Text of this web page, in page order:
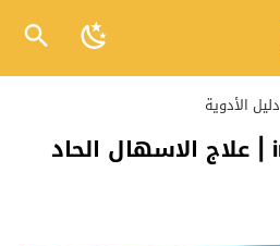
دليل الأدوية
ايموديوم imodium | علاج الاسهال الحاد